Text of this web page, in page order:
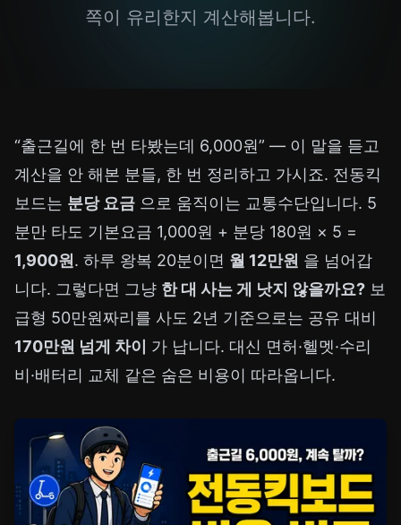
쪽이 유리한지 계산해봅니다.
“출근길에 한 번 타봤는데 6,000원” — 이 말을 듣고
계산을 안 해본 분들, 한 번 정리하고 가시죠. 전동킥
보드는 분당 요금 으로 움직이는 교통수단입니다. 5
분만 타도 기본요금 1,000원 + 분당 180원 × 5 =
1,900원 . 하루 왕복 20분이면 월 12만원 을 넘어갑
니다. 그렇다면 그냥 한 대 사는 게 낫지 않을까요? 보
급형 50만원짜리를 사도 2년 기준으로는 공유 대비
170만원 넘게 차이
가 납니다. 대신 면허·헬멧·수리
비·배터리 교체 같은 숨은 비용이 따라옵니다.